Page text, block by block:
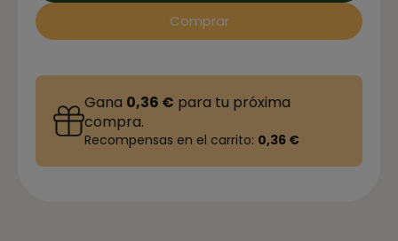
Comprar
Gana 0,36 € para tu próxima
compra.
Recompensas en el carrito: 0,36 €